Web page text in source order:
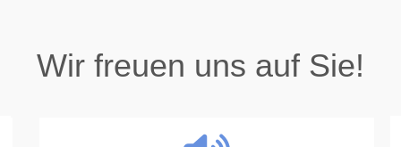
Wir freuen uns auf Sie!